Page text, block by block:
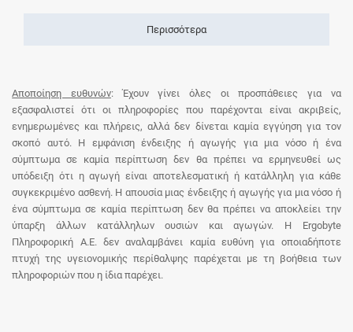
Περισσότερα
Αποποίηση ευθυνών: Έχουν γίνει όλες οι προσπάθειες για να
εξασφαλιστεί ότι οι πληροφορίες που παρέχονται είναι ακριβείς,
ενημερωμένες και πλήρεις, αλλά δεν δίνεται καμία εγγύηση για τον
σκοπό αυτό. Η εμφάνιση ένδειξης ή αγωγής για μια νόσο ή ένα
σύμπτωμα σε καμία περίπτωση δεν θα πρέπει να ερμηνευθεί ως
υπόδειξη ότι η αγωγή είναι αποτελεσματική ή κατάλληλη για κάθε
συγκεκριμένο ασθενή. Η απουσία μιας ένδειξης ή αγωγής για μια νόσο ή
ένα σύμπτωμα σε καμία περίπτωση δεν θα πρέπει να αποκλείει την
ύπαρξη άλλων κατάλληλων ουσιών και αγωγών. Η Ergobyte
Πληροφορική Α.Ε. δεν αναλαμβάνει καμία ευθύνη για οποιαδήποτε
πτυχή της υγειονομικής περίθαλψης παρέχεται με τη βοήθεια των
πληροφοριών που η ίδια παρέχει.